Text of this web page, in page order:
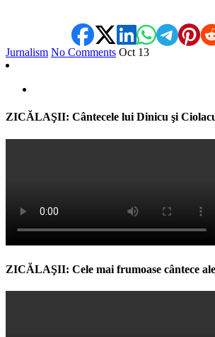
Jurnalism No Comments Oct 13
ZICĂLAŞII: Cântecele lui Dinicu şi
ZICĂLAŞII: Cele mai frumoase cântece